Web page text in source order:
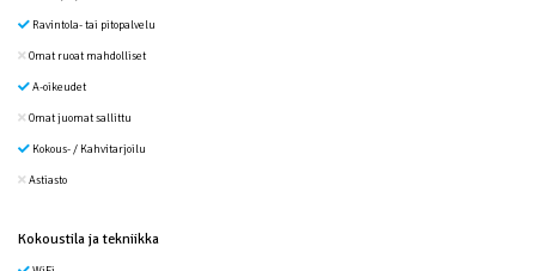
Ravintola- tai pitopalvelu
Omat ruoat mahdolliset
A-oikeudet
Omat juomat sallittu
Kokous- / Kahvitarjoilu
Astiasto
Kokoustila ja tekniikka